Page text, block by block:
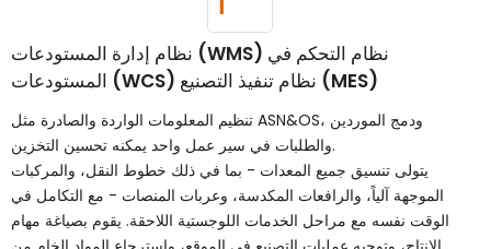
نظام إدارة المستودعات (WMS) نظام التحكم في
المستودعات (WCS) نظام تنفيذ التصنيع (MES)
تنظيم المعلومات الواردة والصادرة مثل ASN&OS، ودمج الموردين
والطلبات في سير عمل واحد يمكنه تحسين التخزين.
يتولى تنسيق جميع المعدات - بما في ذلك خطوط النقل، والمركبات
الموجهة آلياً، والرافعات المكدسة، وعربات المنصات - مع التكامل في
الوقت نفسه مع مراحل الخدمات اللوجستية اللاحقة. يقوم بصياغة مهام